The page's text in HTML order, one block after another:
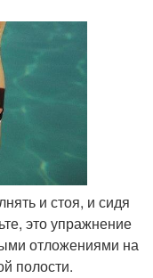
и стоя, и сидя
это упражнение
отложениями на
полости.